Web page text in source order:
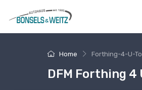
Home Forthing-4-U-
DFM Forthing 4